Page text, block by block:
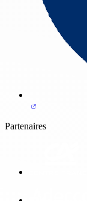
Partenaires